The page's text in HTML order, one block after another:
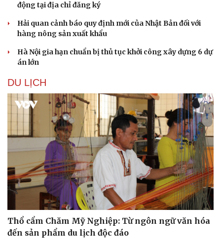
động tại địa chỉ đăng ký
Hải quan cảnh báo quy định mới của Nhật Bản đối với
hàng nông sản xuất khẩu
Hà Nội gia hạn chuẩn bị thủ tục khởi công xây dựng 6 dự
án lớn
DU LỊCH
Thổ cẩm Chăm Mỹ Nghiệp: Từ ngôn ngữ văn hóa
đến sản phẩm du lịch độc đáo